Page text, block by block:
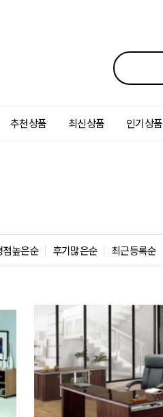
추천상품 최신상품 인기상품
점높은순 후기많은순 최근등록순